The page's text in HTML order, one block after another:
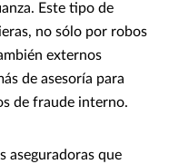
Este tipo de
no sólo por robos
externos
de asesoría para
de fraude interno.
aseguradoras que